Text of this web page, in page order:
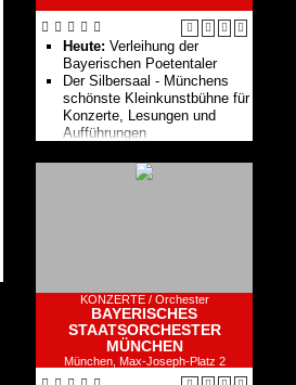
Heute: Verleihung der
Bayerischen Poetentaler
Der Silbersaal - Münchens
schönste Kleinkunstbühne für
Konzerte, Lesungen und
Aufführungen
KONZERTE / Orchester
BAYERISCHES
STAATSORCHESTER
MÜNCHEN
München, Max-Joseph-Platz 2